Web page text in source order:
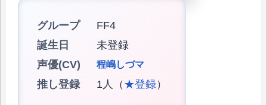
グループ
FF4
誕生日
未登録
声優(CV)
程嶋しづマ
推し登録 1人（ ★登録）